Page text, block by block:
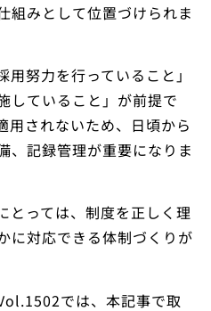
組みとして位置づけられま
努力を行っていること」
していること」が前提で
用されないため、日頃から
、記録管理が重要になりま
とっては、制度を正しく理
に対応できる体制づくりが
では、本記事で取